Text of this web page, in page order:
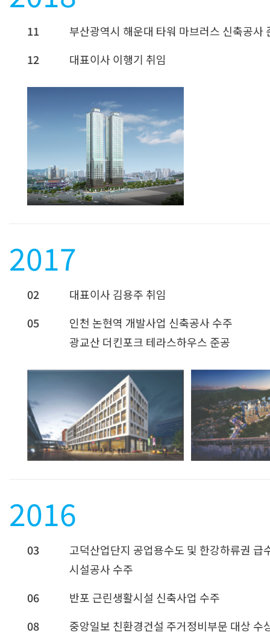
11
부산광역시 해운대 타워 마브러스 신축공사
12
대표이사 이행기 취임
2017
02
대표이사 김용주 취임
05
인천 논현역 개발사업 신축공사 수주
광교산 더킨포크 테라스하우스 준공
2016
03
고덕산업단지 공업용수도 및 한강하류권 급
시설공사 수주
06
반포 근린생활시설 신축사업 수주
08
중앙일보 친환경건설 주거정비부문 대상 수